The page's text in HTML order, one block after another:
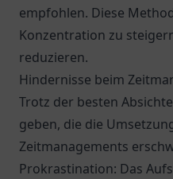
empfohlen. Diese
Konzentration zu
reduzieren.
Hindernisse beim
Trotz der besten
geben, die die
Zeitmanagements
Prokrastination: Das